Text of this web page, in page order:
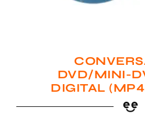
DVD/MINI-
DIGITAL